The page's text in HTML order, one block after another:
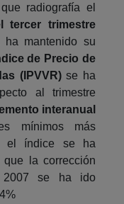
radiografía el
tercer trimestre
mantenido su
de Precio de
(IPVVR)se ha
al trimestre
interanual
mínimos más
el índice se ha
la corrección
2007 se ha ido